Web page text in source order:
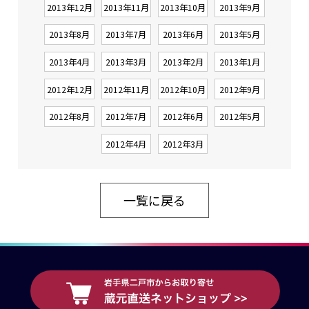
2013年12月 2013年11月 2013年10月 2013年9月
2013年8月 2013年7月 2013年6月 2013年5月
2013年4月 2013年3月 2013年2月 2013年1月
2012年12月 2012年11月 2012年10月 2012年9月
2012年8月 2012年7月 2012年6月 2012年5月
2012年4月 2012年3月
一覧に戻る